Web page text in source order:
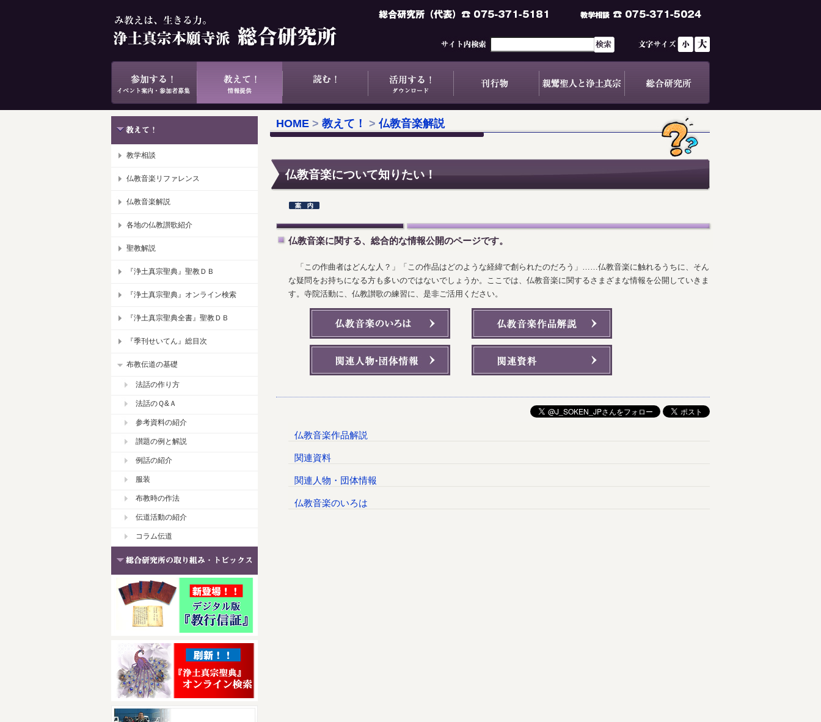
教学相談
仏教音楽リファレンス
仏教音楽解説
各地の仏教讃歌紹介
聖教解説
『浄土真宗聖典』聖教ＤＢ
『浄土真宗聖典』オンライン検索
『浄土真宗聖典全書』聖教ＤＢ
『季刊せいてん』総目次
布教伝道の基礎
法話の作り方
法話のＱ&Ａ
参考資料の紹介
讃題の例と解説
例話の紹介
服装
布教時の作法
伝道活動の紹介
コラム伝道
HOME > 教えて！ > 仏教音楽解説
仏教音楽について知りたい！
仏教音楽に関する、総合的な情報公開のページです。
「この作曲者はどんな人？」「この作品はどのような経緯で創られたのだろう」……仏教音楽に触れるうちに、そん
な疑問をお持ちになる方も多いのではないでしょうか。ここでは、仏教音楽に関するさまざまな情報を公開していきま
す。寺院活動に、仏教讃歌の練習に、是非ご活用ください。
仏教音楽作品解説
関連資料
関連人物・団体情報
仏教音楽のいろは